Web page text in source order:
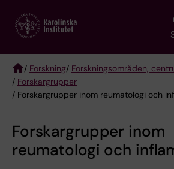
main
Breadcrumb
/ Forskning/ Forskningsområden,
/ Forskargrupper
/ Forskargrupper inom reumatologi och
Forskargrupper inom
reumatologi och